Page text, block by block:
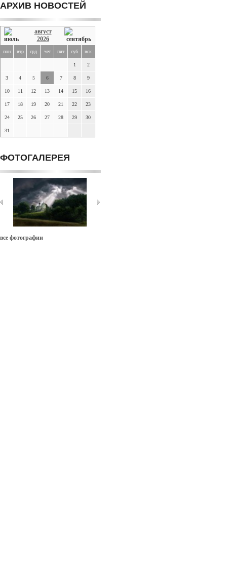
АРХИВ НОВОСТЕЙ
август
2026
пон втр срд чет пят суб вск
1 2
3 4 5 6 7 8 9
10 11 12 13 14 15 16
17 18 19 20 21 22 23
24 25 26 27 28 29 30
31
ФОТОГАЛЕРЕЯ
все фотографии